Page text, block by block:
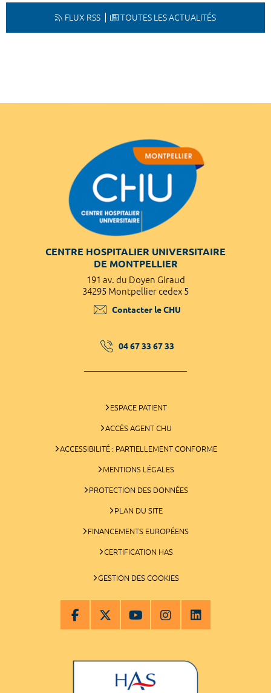
FLUX RSS TOUTES LES ACTUALITÉS
CENTRE HOSPITALIER UNIVERSITAIRE
DE MONTPELLIER
191 av. du Doyen Giraud
34295 Montpellier cedex 5
Contacter le CHU
04 67 33 67 33
ESPACE PATIENT
ACCÈS AGENT CHU
ACCESSIBILITÉ : PARTIELLEMENT CONFORME
MENTIONS LÉGALES
PROTECTION DES DONNÉES
PLAN DU SITE
FINANCEMENTS EUROPÉENS
CERTIFICATION HAS
GESTION DES COOKIES